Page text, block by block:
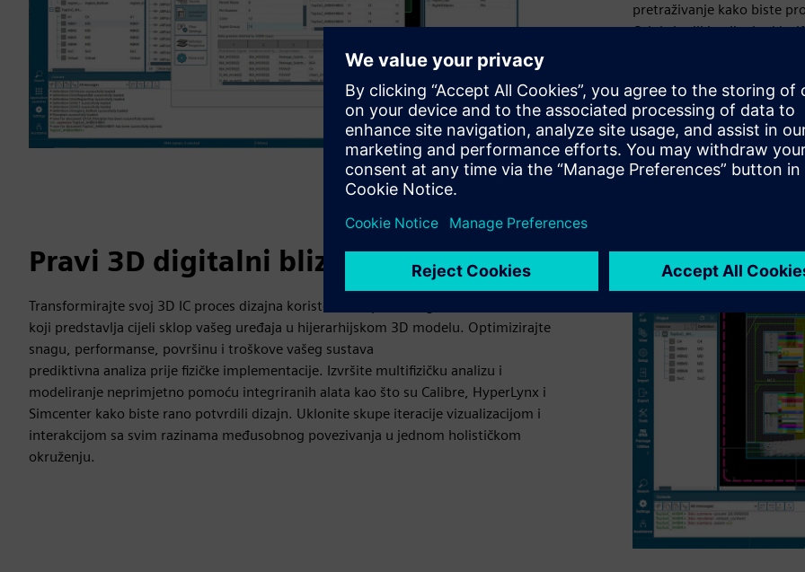
pretraživanje kako biste
Odobrite ili izmijenite
potencijalne probleme
Pravi 3D digitalni blizanac
Transformirajte svoj 3D IC proces dizajna koristeći kompletan digitalni dvostruki "nacrt"
koji predstavlja cijeli sklop vašeg uređaja u hijerarhijskom 3D modelu. Optimizirajte
snagu, performanse, površinu i troškove vašeg sustava
prediktivna analiza prije fizičke implementacije. Izvršite multifizičku analizu i
modeliranje neprimjetno pomoću integriranih alata kao što su Calibre, HyperLynx i
Simcenter kako biste rano potvrdili dizajn. Uklonite skupe iteracije vizualizacijom i
interakcijom sa svim razinama međusobnog povezivanja u jednom holističkom
okruženju.